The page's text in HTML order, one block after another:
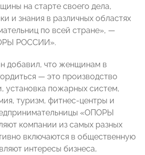
на старте своего дела,
и знания в различных областях
по всей стране», —
РОССИИ».
добавил, что женщинам в
— это производство
установка пожарных систем,
туризм, фитнес-центры и
«ОПОРЫ
компании из самых разных
включаются в общественную
интересы бизнеса,